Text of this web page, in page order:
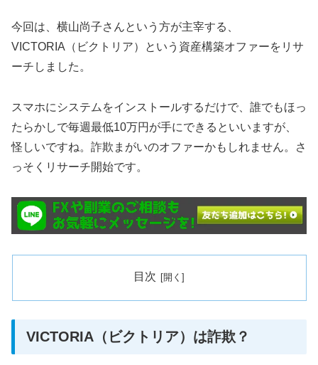
今回は、横山尚子さんという方が主宰する、
VICTORIA（ビクトリア）という資産構築オファーをリサ
ーチしました。
スマホにシステムをインストールするだけで、誰でもほっ
たらかしで毎週最低10万円が手にできるといいますが、
怪しいですね。詐欺まがいのオファーかもしれません。さ
っそくリサーチ開始です。
目次
VICTORIA（ビクトリア）は詐欺？